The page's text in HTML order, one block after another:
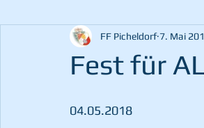
Fest für
FF Picheldorf 7. Mai
04.05.2018